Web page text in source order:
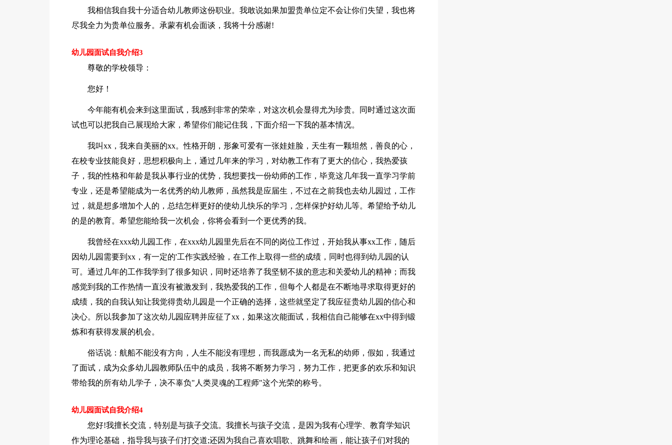
我相信我自我十分适合幼儿教师这份职业。我敢说如果加盟贵单位定不会让你们失望，我也将
尽我全力为贵单位服务。承蒙有机会面谈，我将十分感谢!
幼儿园面试自我介绍3
尊敬的学校领导：
您好！
今年能有机会来到这里面试，我感到非常的荣幸，对这次机会显得尤为珍贵。同时通过这次面
试也可以把我自己展现给大家，希望你们能记住我，下面介绍一下我的基本情况。
我叫xx，我来自美丽的xx。性格开朗，形象可爱有一张娃娃脸，天生有一颗坦然，善良的心，
在校专业技能良好，思想积极向上，通过几年来的学习，对幼教工作有了更大的信心，我热爱孩
子，我的性格和年龄是我从事行业的优势，我想要找一份幼师的工作，毕竟这几年我一直学习学前
专业，还是希望能成为一名优秀的幼儿教师，虽然我是应届生，不过在之前我也去幼儿园过，工作
过，就是想多增加个人的，总结怎样更好的使幼儿快乐的学习，怎样保护好幼儿等。希望给予幼儿
的是的教育。希望您能给我一次机会，你将会看到一个更优秀的我。
我曾经在xxx幼儿园工作，在xxx幼儿园里先后在不同的岗位工作过，开始我从事xx工作，随后
因幼儿园需要到xx，有一定的'工作实践经验，在工作上取得一些的成绩，同时也得到幼儿园的认
可。通过几年的工作我学到了很多知识，同时还培养了我坚韧不拔的意志和关爱幼儿的精神；而我
感觉到我的工作热情一直没有被激发到，我热爱我的工作，但每个人都是在不断地寻求取得更好的
成绩，我的自我认知让我觉得贵幼儿园是一个正确的选择，这些就坚定了我应征贵幼儿园的信心和
决心。所以我参加了这次幼儿园应聘并应征了xx，如果这次能面试，我相信自己能够在xx中得到锻
炼和有获得发展的机会。
俗话说：航船不能没有方向，人生不能没有理想，而我愿成为一名无私的幼师，假如，我通过
了面试，成为众多幼儿园教师队伍中的成员，我将不断努力学习，努力工作，把更多的欢乐和知识
带给我的所有幼儿学子，决不辜负"人类灵魂的工程师"这个光荣的称号。
幼儿园面试自我介绍4
您好!我擅长交流，特别是与孩子交流。我擅长与孩子交流，是因为我有心理学、教育学知识
作为理论基础，指导我与孩子们打交道;还因为我自己喜欢唱歌、跳舞和绘画，能让孩子们对我的